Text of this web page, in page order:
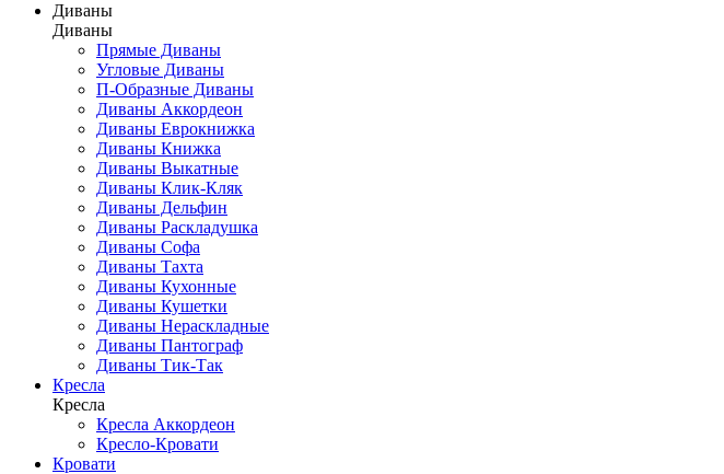
Диваны
Диваны
Прямые Диваны
Угловые Диваны
П-Образные Диваны
Диваны Аккордеон
Диваны Еврокнижка
Диваны Книжка
Диваны Выкатные
Диваны Клик-Кляк
Диваны Дельфин
Диваны Раскладушка
Диваны Софа
Диваны Тахта
Диваны Кухонные
Диваны Кушетки
Диваны Нераскладные
Диваны Пантограф
Диваны Тик-Так
Кресла
Кресла
Кресла Аккордеон
Кресло-Кровати
Кровати